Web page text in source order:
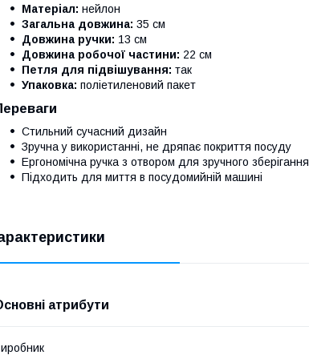
Матеріал: нейлон
Загальна довжина: 35 см
Довжина ручки: 13 см
Довжина робочої частини: 22 см
Петля для підвішування: так
Упаковка: поліетиленовий пакет
Стильний сучасний дизайн
Зручна у використанні, не дряпає покриття посуду
Ергономічна ручка з отвором для зручного зберігання
Підходить для миття в посудомийній машині
атрибути